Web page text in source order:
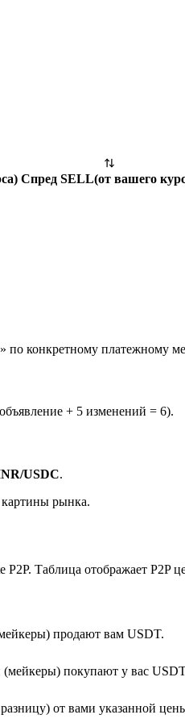
) Спред SELL(от вашего
по конкретному платежному
+ 5 изменений = 6).
USDC.
рынка.
Таблица отображает P2P
продают вам USDT.
(мейкеры) покупают у вас
от вами указанной